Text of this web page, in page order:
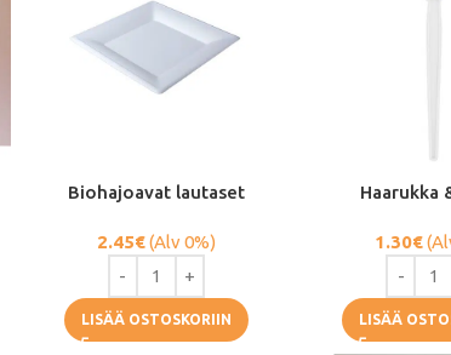
Biohajoavat lautaset
2.45€(Alv 0%)
LISÄÄ OSTOSKORIIN
Haarukka
1.30€
LISÄÄ